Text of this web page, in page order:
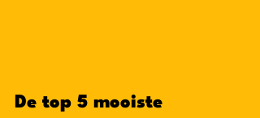
De top 5 mooiste